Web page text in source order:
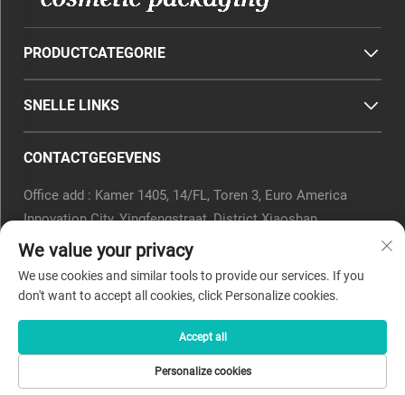
PRODUCTCATEGORIE
SNELLE LINKS
CONTACTGEGEVENS
Office add : Kamer 1405, 14/FL, Toren 3, Euro America
Innovation City, Yingfengstraat, District Xiaoshan,
Hangzhou, Provincie Zhejiang, China.
[email protected]
Tel.:0571-82266375
Copyright © 2025 door Beyaqi Cosmetics (hangzhou) Co., Ltd.
We value your privacy
We use cookies and similar tools to provide our services. If you
don't want to accept all cookies, click Personalize cookies.
Personalize cookies
Accept all